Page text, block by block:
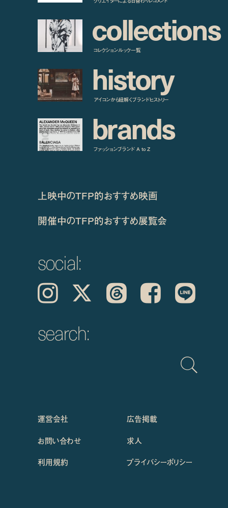
collections
コレクションルック一覧
history
アイコンから紐解くブランドヒストリー
brands
ファッションブランド A to Z
上映中のTFP的おすすめ映画
開催中のTFP的おすすめ展覧会
social:
Instagram 𝕏 Threads Facebook LINE
search:
運営会社
広告掲載
お問い合わせ
求人
利用規約 プライバシーポリシー